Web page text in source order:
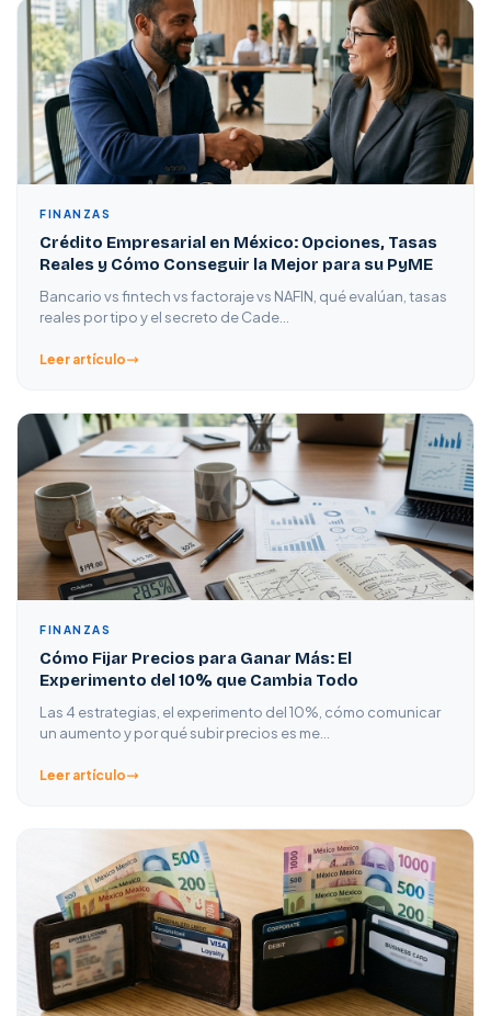
FINANZAS
Crédito Empresarial en México: Opciones, Tasas
Reales y Cómo Conseguir la Mejor para su PyME
Bancario vs fintech vs factoraje vs NAFIN, qué evalúan, tasas
reales por tipo y el secreto de Cade…
Leer artículo
FINANZAS
Cómo Fijar Precios para Ganar Más: El
Experimento del 10% que Cambia Todo
Las 4 estrategias, el experimento del 10%, cómo comunicar
un aumento y por qué subir precios es me…
Leer artículo